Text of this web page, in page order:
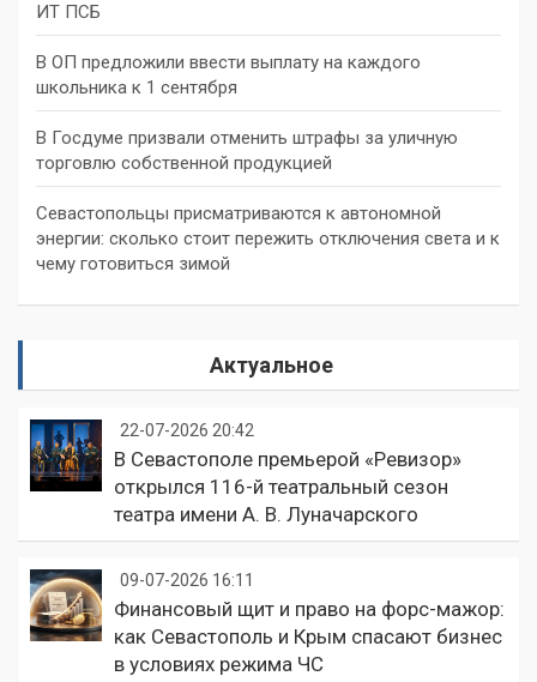
ИТ ПСБ
В ОП предложили ввести выплату на каждого
школьника к 1 сентября
В Госдуме призвали отменить штрафы за уличную
торговлю собственной продукцией
Севастопольцы присматриваются к автономной
энергии: сколько стоит пережить отключения света и к
чему готовиться зимой
Актуальное
22-07-2026 20:42
В Севастополе премьерой «Ревизор»
открылся 116-й театральный сезон
театра имени А. В. Луначарского
09-07-2026 16:11
Финансовый щит и право на форс-мажор:
как Севастополь и Крым спасают бизнес
в условиях режима ЧС